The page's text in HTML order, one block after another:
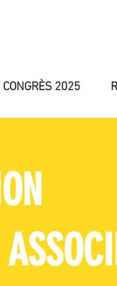
CONGRÈS 2025